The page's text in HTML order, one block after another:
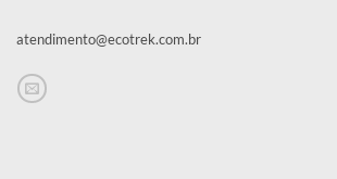
atendimento@ecotrek.com.br